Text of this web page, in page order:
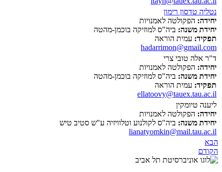
נטליה טדסון רימון
יחידה: הפקולטה לאמנויות
יחידת משנה: ביה"ס למוזיקה בוכמן-מהטה
תפקיד: עמית הוראה
hadarrimon@gmail.com
ד"ר אלה טובי צרי
יחידה: הפקולטה לאמנויות
יחידת משנה: ביה"ס למוזיקה בוכמן-מהטה
תפקיד: עמית הוראה
ellatoovy@tauex.tau.ac.il
ליענה טיומקין
יחידה: הפקולטה לאמנויות
יחידת משנה: ביה"ס לקולנוע וטלוויזיה ע"ש סטיב טיש
lianatyomkin@mail.tau.ac.il
הבא
הקודם